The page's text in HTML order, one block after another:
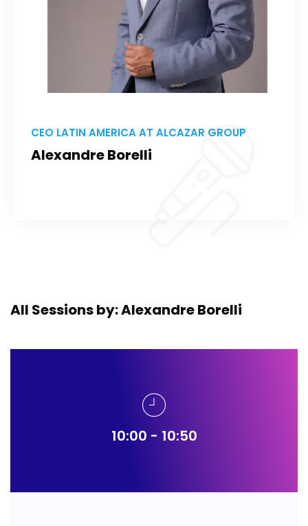
CEO LATIN AMERICA AT ALCAZAR GROUP
Alexandre Borelli
All Sessions by: Alexandre Borelli
10:00 - 10:50